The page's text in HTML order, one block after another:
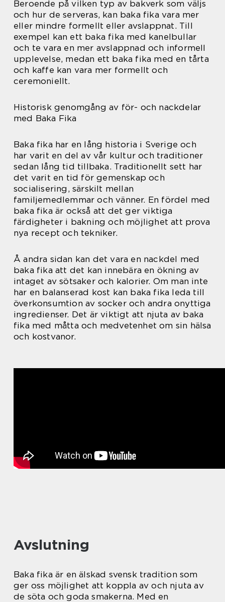
Beroende på vilken typ av bakverk som väljs
och hur de serveras, kan baka fika vara mer
eller mindre formellt eller avslappnat. Till
exempel kan ett baka fika med kanelbullar
och te vara en mer avslappnad och informell
upplevelse, medan ett baka fika med en tårta
och kaffe kan vara mer formellt och
ceremoniellt.
Historisk genomgång av för- och nackdelar
med Baka Fika
Baka fika har en lång historia i Sverige och
har varit en del av vår kultur och traditioner
sedan lång tid tillbaka. Traditionellt sett har
det varit en tid för gemenskap och
socialisering, särskilt mellan
familjemedlemmar och vänner. En fördel med
baka fika är också att det ger viktiga
färdigheter i bakning och möjlighet att prova
nya recept och tekniker.
Å andra sidan kan det vara en nackdel med
baka fika att det kan innebära en ökning av
intaget av sötsaker och kalorier. Om man inte
har en balanserad kost kan baka fika leda till
överkonsumtion av socker och andra onyttiga
ingredienser. Det är viktigt att njuta av baka
fika med måtta och medvetenhet om sin hälsa
och kostvanor.
Avslutning
Baka fika är en älskad svensk tradition som
ger oss möjlighet att koppla av och njuta av
de söta och goda smakerna. Med en